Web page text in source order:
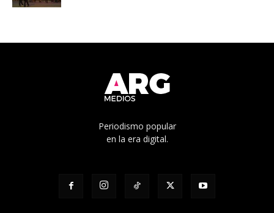
Periodismo popular
en la era digital.